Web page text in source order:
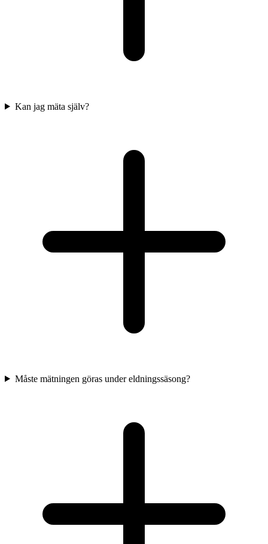
Kan jag mäta själv?
Måste mätningen göras under eldningssäsong?